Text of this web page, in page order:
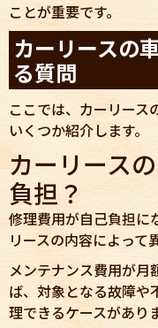
ことが重要です。
カーリースの
る質問
ここでは、カーリース
いくつか紹介します。
カーリース
負担？
修理費用が自己負担に
リースの内容によって
メンテナンス費用が
ば、対象となる故障や
理できるケースがあり